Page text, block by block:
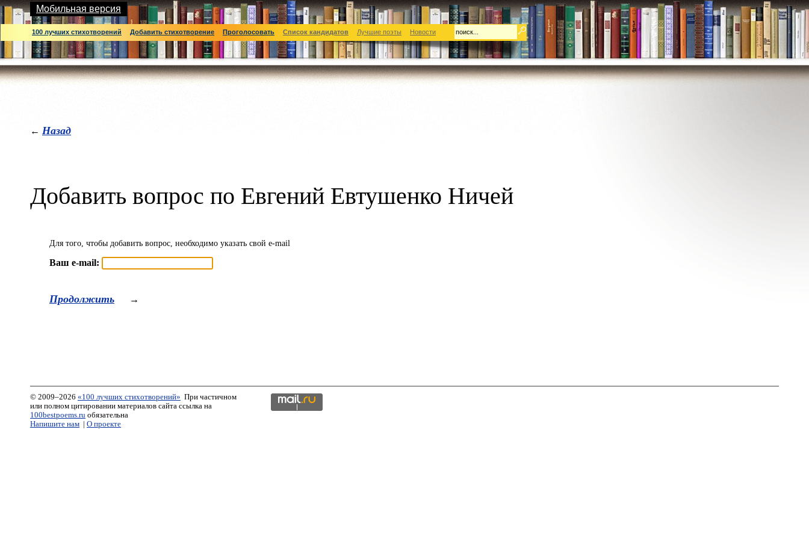
Мобильная версия
100 лучших стихотворений Добавить стихотворение Проголосовать Список кандидатов Лучшие поэты Новости
← Назад
Добавить вопрос по Евгений Евтушенко Ничей
Для того, чтобы добавить вопрос, необходимо указать свой e-mail
Ваш e-mail:
Продолжить →
© 2009–2026 «100 лучших стихотворений» При частичном
или полном цитировании материалов сайта ссылка на
100bestpoems.ru обязательна
Напишите нам
О проекте